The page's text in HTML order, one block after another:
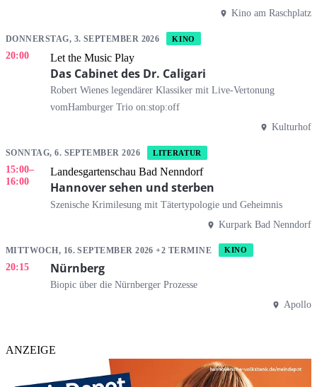
Kino am Raschplatz
DONNERSTAG, 3. SEPTEMBER 2026 KINO
20:00 Let the Music Play
Das Cabinet des Dr. Caligari
Robert Wienes legendärer Klassiker mit Live-Vertonung
vomHamburger Trio on:stop:off
Kulturhof
SONNTAG, 6. SEPTEMBER 2026 LITERATUR
15:00–
16:00
Landesgartenschau Bad Nenndorf
Hannover sehen und sterben
Szenische Krimilesung mit Tätertypologie und Geheimnis
Kurpark Bad Nenndorf
MITTWOCH, 16. SEPTEMBER 2026 +2 TERMINE KINO
20:15 Nürnberg
Biopic über die Nürnberger Prozesse
Apollo
ANZEIGE